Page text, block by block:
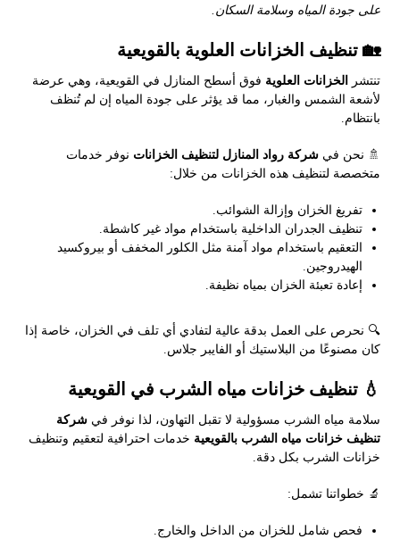
على جودة المياه وسلامة السكان.
🏡 تنظيف الخزانات العلوية بالقويعية
تنتشر الخزانات العلوية فوق أسطح المنازل في القويعية، وهي عرضة
لأشعة الشمس والغبار، مما قد يؤثر على جودة المياه إن لم تُنظف
بانتظام.
🚿 نحن فيشركة رواد المنازل لتنظيف الخزانات نوفر خدمات
متخصصة لتنظيف هذه الخزانات من خلال:
تفريغ الخزان وإزالة الشوائب.
تنظيف الجدران الداخلية باستخدام مواد غير كاشطة.
التعقيم باستخدام مواد آمنة مثل الكلور المخفف أو بيروكسيد
الهيدروجين.
إعادة تعبئة الخزان بمياه نظيفة.
🔍 نحرص على العمل بدقة عالية لتفادي أي تلف في الخزان، خاصة إذا
كان مصنوعًا من البلاستيك أو الفايبر جلاس.
💧 تنظيف خزانات مياه الشرب في القويعية
سلامة مياه الشرب مسؤولية لا تقبل التهاون، لذا نوفر فيشركة
تنظيف خزانات مياه الشرب بالقويعية خدمات احترافية لتعقيم وتنظيف
خزانات الشرب بكل دقة.
🔬 خطواتنا تشمل:
فحص شامل للخزان من الداخل والخارج.